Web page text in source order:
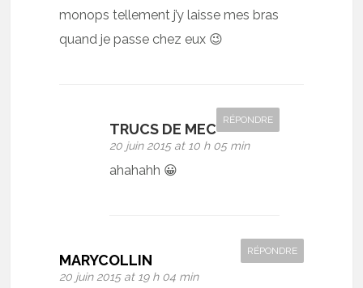
monops tellement j’y laisse mes bras
quand je passe chez eux 😉
TRUCS DE MEC
20 juin 2015 at 10 h 05 min
RÉPONDRE
ahahahh 😀
MARYCOLLIN
20 juin 2015 at 19 h 04 min
RÉPONDRE